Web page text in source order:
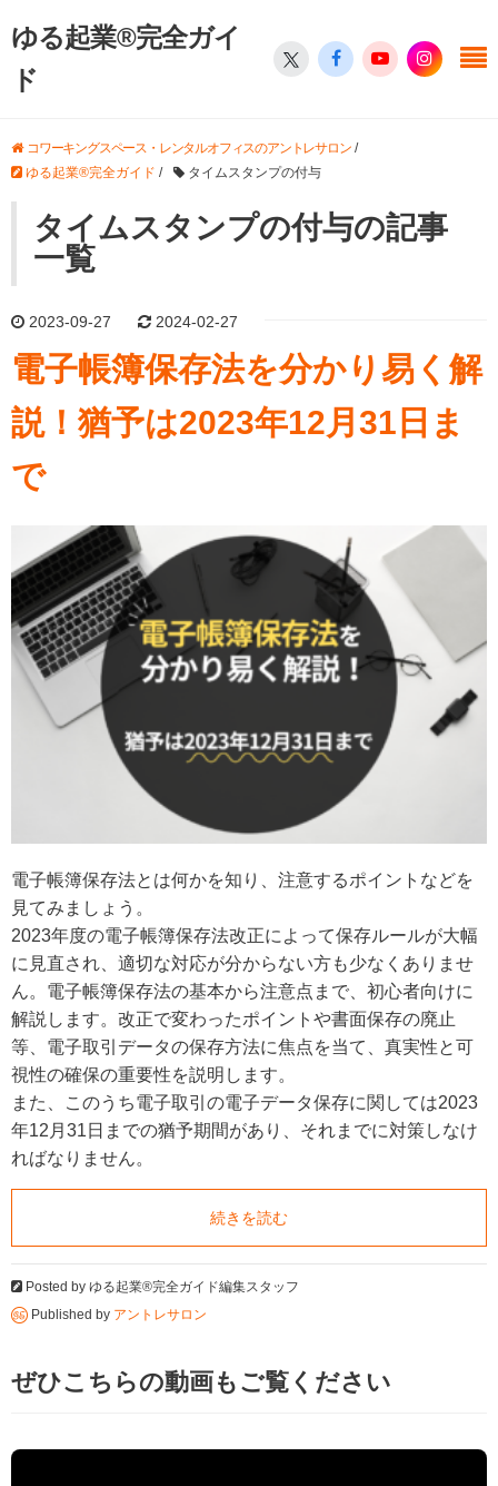
ゆる起業®完全ガイ
ド
コワーキングスペース・レンタルオフィスのアントレサロン/
ゆる起業®完全ガイド / タイムスタンプの付与
タイムスタンプの付与の記事
一覧
2023-09-27 2024-02-27
電子帳簿保存法を分かり易く解
説！猶予は2023年12月31日ま
で
電子帳簿保存法とは何かを知り、注意するポイントなどを
見てみましょう。
2023年度の電子帳簿保存法改正によって保存ルールが大幅
に見直され、適切な対応が分からない方も少なくありませ
ん。電子帳簿保存法の基本から注意点まで、初心者向けに
解説します。改正で変わったポイントや書面保存の廃止
等、電子取引データの保存方法に焦点を当て、真実性と可
視性の確保の重要性を説明します。
また、このうち電子取引の電子データ保存に関しては2023
年12月31日までの猶予期間があり、それまでに対策しなけ
ればなりません。
続きを読む
Posted by ゆる起業®完全ガイド編集スタッフ
Published by アントレサロン
ぜひこちらの動画もご覧ください